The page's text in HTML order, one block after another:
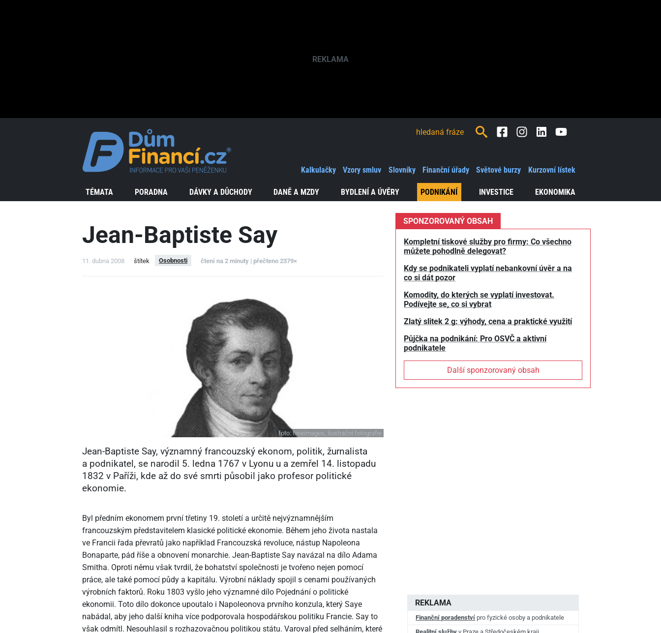
TÉMATA PORADNA DÁVKY A DŮCHODY DANĚ A MZDY BYDLENÍ A ÚVĚRY PODNIKÁNÍ INVESTICE EKONOMIKA
Kalkulačky Vzory smluv Slovníky Finanční úřady Světové burzy Kurzovní lístek
FacebookInstagramLinkedInYoutube
Jean-Baptiste Say
11. dubna 2008 štítek Osobnosti čtení na 2 minuty | přečteno 2379×
foto:freeimages, ilustrační fotografie
Jean-Baptiste Say, významný francouzský ekonom, politik, žurnalista
a podnikatel, se narodil 5. ledna 1767 v Lyonu u a zemřel 14. listopadu
1832 v Paříži, kde až do své smrti působil jako profesor politické
ekonomie.
Byl předním ekonomem první třetiny 19. století a určitě nejvýznamnějším
francouzským představitelem klasické politické ekonomie. Během jeho života nastala
ve Francii řada převratů jako například Francouzská revoluce, nástup Napoleona
Bonaparte, pád říše a obnovení monarchie. Jean-Baptiste Say navázal na dílo Adama
Smitha. Oproti němu však tvrdil, že bohatství společnosti je tvořeno nejen pomocí
práce, ale také pomocí půdy a kapitálu. Výrobní náklady spojil s cenami používaných
výrobních faktorů. Roku 1803 vyšlo jeho významné dílo Pojednání o politické
ekonomii. Toto dílo dokonce upoutalo i Napoleonova prvního konzula, který Saye
nabádal, aby jeho další kniha více podporovala hospodářskou politiku Francie. Say to
však odmítl. Nesouhlasil s rozhazovačnou politikou státu. Varoval před selháním, které
REKLAMA
Finanční poradenství pro fyzické osoby a podnikatele
SPONZOROVANÝ OBSAH
Kompletní tiskové služby pro firmy: Co všechno
můžete pohodlně delegovat?
Kdy se podnikateli vyplatí nebankovní úvěr a na
co si dát pozor
Komodity, do kterých se vyplatí investovat.
Podívejte se, co si vybrat
Zlatý slitek 2 g: výhody, cena a praktické využití
Půjčka na podnikání: Pro OSVČ a aktivní
podnikatele
Další sponzorovaný obsah